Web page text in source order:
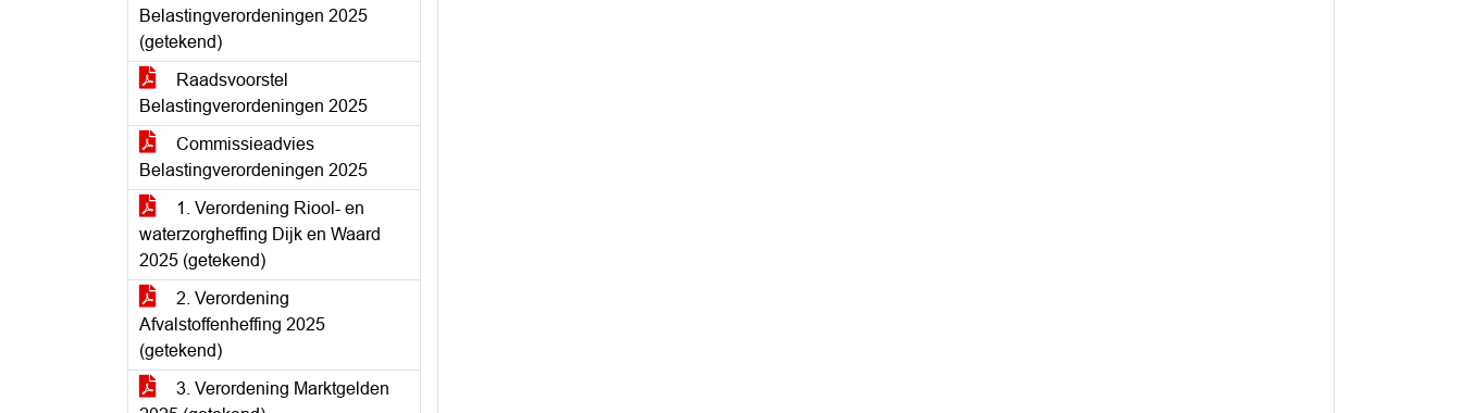
Belastingverordeningen 2025
(getekend)
Raadsvoorstel
Belastingverordeningen 2025
Commissieadvies
Belastingverordeningen 2025
1. Verordening Riool- en
waterzorgheffing Dijk en Waard
2025 (getekend)
2. Verordening
Afvalstoffenheffing 2025
(getekend)
3. Verordening Marktgelden